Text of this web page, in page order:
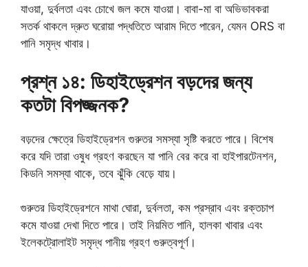
যাওয়া, দুর্বলতা এবং চোখে জল কমে যাওয়া। বাবা-মা বা অভিভাবকরা
সতর্ক থাকলে দ্রুত ঘরোয়া পদ্ধতিতে আরাম দিতে পারেন, যেমন ORS বা
পানি সমৃদ্ধ খাবার।
প্রশ্ন ১৪: ডিহাইড্রেশন বড়দের জন্য
কতটা বিপজ্জনক?
বড়দের ক্ষেত্রে ডিহাইড্রেশন গুরুতর সমস্যা সৃষ্টি করতে পারে। বিশেষ
করে যদি তারা ওষুধ গ্রহণ করছেন যা পানি বের করে বা হাইপারটেনশন,
কিডনি সমস্যা থাকে, তবে ঝুঁকি বেড়ে যায়।
গুরুতর ডিহাইড্রেশনে মাথা ঘোরা, দুর্বলতা, কম প্রস্রাব এবং রক্তচাপ
কমে যাওয়া দেখা দিতে পারে। তাই নিয়মিত পানি, হালকা খাবার এবং
ইলেকট্রোলাইট সমৃদ্ধ পানীয় গ্রহণ গুরুত্বপূর্ণ।